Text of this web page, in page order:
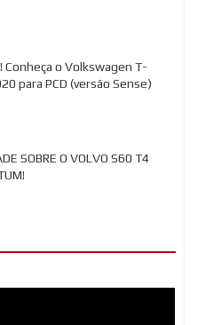
Conheça o Volkswagen T-
para PCD (versão Sense)
SOBRE O VOLVO S60 T4